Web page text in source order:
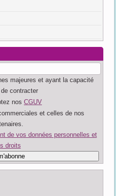
majeures et ayant la capacité
contracter
nos CGUV
et celles de nos
de vos données personnelles et
droits